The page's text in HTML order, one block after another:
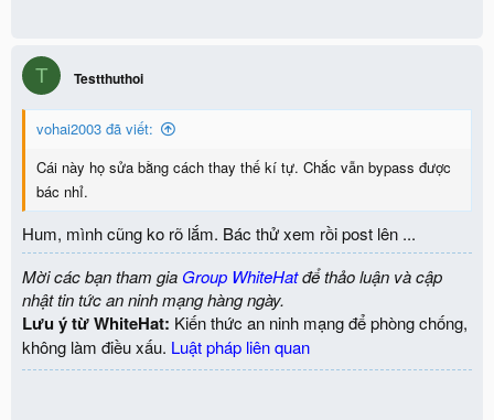
T Testthuthoi
vohai2003 đã viết:
Cái này họ sửa bằng cách thay thế kí tự. Chắc vẫn bypass được
bác nhỉ.
Hum, mình cũng ko rõ lắm. Bác thử xem rồi post lên ...
Mời các bạn tham gia Group WhiteHatđể thảo luận và cập
nhật tin tức an ninh mạng hàng ngày.
Lưu ý từ WhiteHat: Kiến thức an ninh mạng để phòng chống,
không làm điều xấu. Luật pháp liên quan